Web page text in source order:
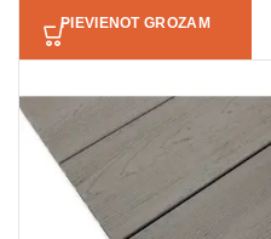
PIEVIENOT GROZAM